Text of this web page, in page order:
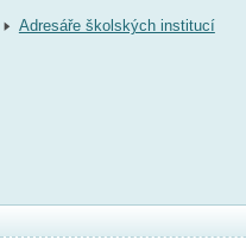
Adresáře školských institucí